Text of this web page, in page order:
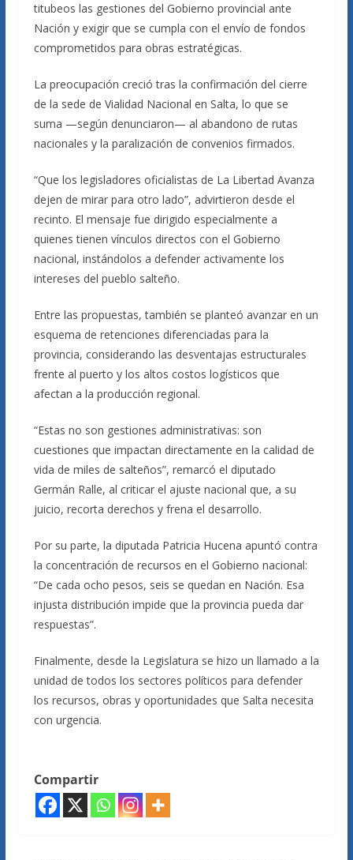
titubeos las gestiones del Gobierno provincial ante
Nación y exigir que se cumpla con el envío de fondos
comprometidos para obras estratégicas.
La preocupación creció tras la confirmación del cierre
de la sede de Vialidad Nacional en Salta, lo que se
suma —según denunciaron— al abandono de rutas
nacionales y la paralización de convenios firmados.
“Que los legisladores oficialistas de La Libertad Avanza
dejen de mirar para otro lado”, advirtieron desde el
recinto. El mensaje fue dirigido especialmente a
quienes tienen vínculos directos con el Gobierno
nacional, instándolos a defender activamente los
intereses del pueblo salteño.
Entre las propuestas, también se planteó avanzar en un
esquema de retenciones diferenciadas para la
provincia, considerando las desventajas estructurales
frente al puerto y los altos costos logísticos que
afectan a la producción regional.
“Estas no son gestiones administrativas: son
cuestiones que impactan directamente en la calidad de
vida de miles de salteños”, remarcó el diputado
Germán Ralle, al criticar el ajuste nacional que, a su
juicio, recorta derechos y frena el desarrollo.
Por su parte, la diputada Patricia Hucena apuntó contra
la concentración de recursos en el Gobierno nacional:
“De cada ocho pesos, seis se quedan en Nación. Esa
injusta distribución impide que la provincia pueda dar
respuestas”.
Finalmente, desde la Legislatura se hizo un llamado a la
unidad de todos los sectores políticos para defender
los recursos, obras y oportunidades que Salta necesita
con urgencia.
Compartir